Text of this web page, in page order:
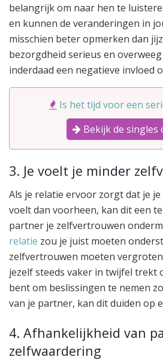
belangrijk om naar hen te
en kunnen de veranderingen in
misschien beter opmerken dan
bezorgdheid serieus en
inderdaad een negatieve invloed
Is het tijd voor een
Bekijk de singles
3. Je voelt je minder
Als je relatie ervoor zorgt dat je
voelt dan voorheen, kan dit een
partner je zelfvertrouwen
relatie zou je juist moeten
zelfvertrouwen moeten
jezelf steeds vaker in twijfel trekt
bent om beslissingen te nemen
van je partner, kan dit duiden op
4. Afhankelijkheid van
zelfwaardering